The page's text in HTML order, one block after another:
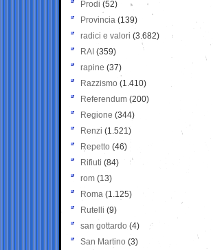
Prodi (52)
Provincia (139)
radici e valori (3.682)
RAI (359)
rapine (37)
Razzismo (1.410)
Referendum (200)
Regione (344)
Renzi (1.521)
Repetto (46)
Rifiuti (84)
rom (13)
Roma (1.125)
Rutelli (9)
san gottardo (4)
San Martino (3)